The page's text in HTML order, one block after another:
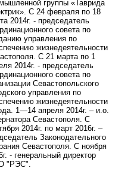
группы «Таврида
С 24 февраля по 18
2014г. - председатель
совета по
управления по
жизнедеятельности
С 21 марта по 1
2014г. - председатель
совета по
Севастопольского
управления по
жизнедеятельности
1—14 апреля 2014г. – и.о.
Севастополя. С
2014г. по март 2016г. –
Законодательного
Севастополя. С ноября
- генеральный директор
"РЭС".